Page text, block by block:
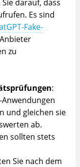
darauf, dass
Es sind
Fake-
zu
:
und gleichen sie
ab.
sollten stets
Sie nach dem